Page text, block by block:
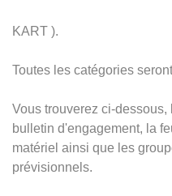
KART ).
Toutes les catégories
Vous trouverez ci-
bulletin d'engagement, la
matériel ainsi que les
prévisionnels.